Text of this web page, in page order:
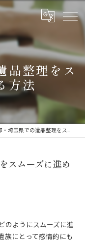
品整理をス
方法
玉県での遺品整理をスムーズに進める方法
スムーズに進め
のようにスムーズに進
族にとって感情的にも